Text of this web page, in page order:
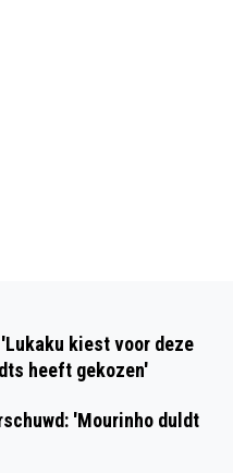
kiest voor deze
heeft gekozen'
'Mourinho duldt